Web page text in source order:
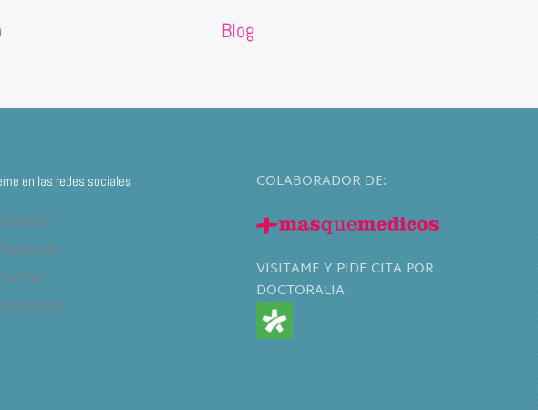
Blog
en las redes sociales
Linkedin
Facebook
Twitter
Instagram
COLABORADOR DE:
VISITAME Y PIDE CITA POR
DOCTORALIA